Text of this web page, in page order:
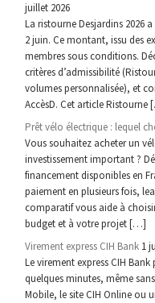
juillet 2026
La ristourne Desjardins 2026
2 juin. Ce montant, issu des
membres sous conditions.
critères d’admissibilité
volumes personnalisée), et
AccèsD. Cet article Ristourne
Prêt vélo électrique : lequel
Vous souhaitez acheter un
investissement important ?
financement disponibles en
paiement en plusieurs fois,
comparatif vous aide à
budget et à votre projet […]
Virement express CIH Bank 1
Le virement express CIH
quelques minutes, même
Mobile, le site CIH Online ou